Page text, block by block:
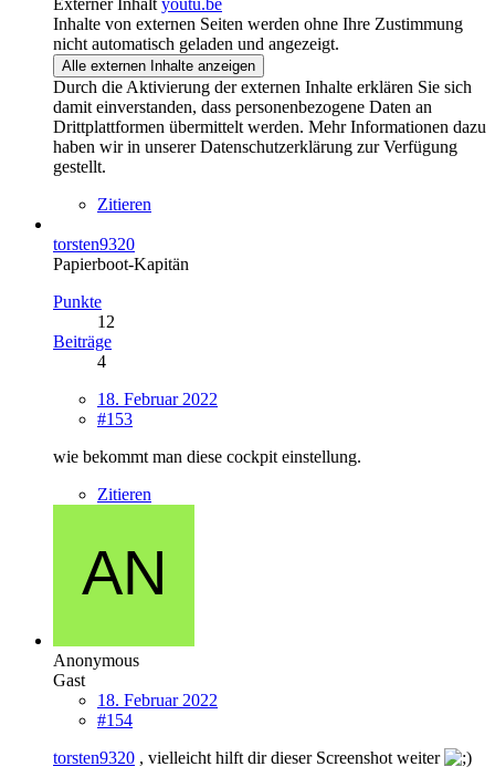
Inhalte von externen Seiten werden ohne Ihre Zustimmung
nicht automatisch geladen und angezeigt.
Alle externen Inhalte anzeigen
Durch die Aktivierung der externen Inhalte erklären Sie sich
damit einverstanden, dass personenbezogene Daten an
Drittplattformen übermittelt werden. Mehr Informationen dazu
haben wir in unserer Datenschutzerklärung zur Verfügung
gestellt.
Zitieren
torsten9320
Papierboot-Kapitän
Punkte
12
Beiträge
4
18. Februar 2022
#153
wie bekommt man diese cockpit einstellung.
Zitieren
Anonymous
Gast
18. Februar 2022
#154
torsten9320 , vielleicht hilft dir dieser Screenshot weiter